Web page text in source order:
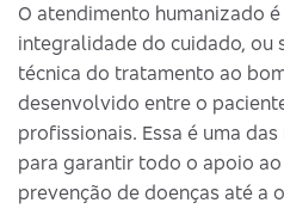
O atendimento humanizado
integralidade do cuidado, ou
técnica do tratamento ao
desenvolvido entre o
profissionais. Essa é uma
para garantir todo o apoio
prevenção de doenças até a